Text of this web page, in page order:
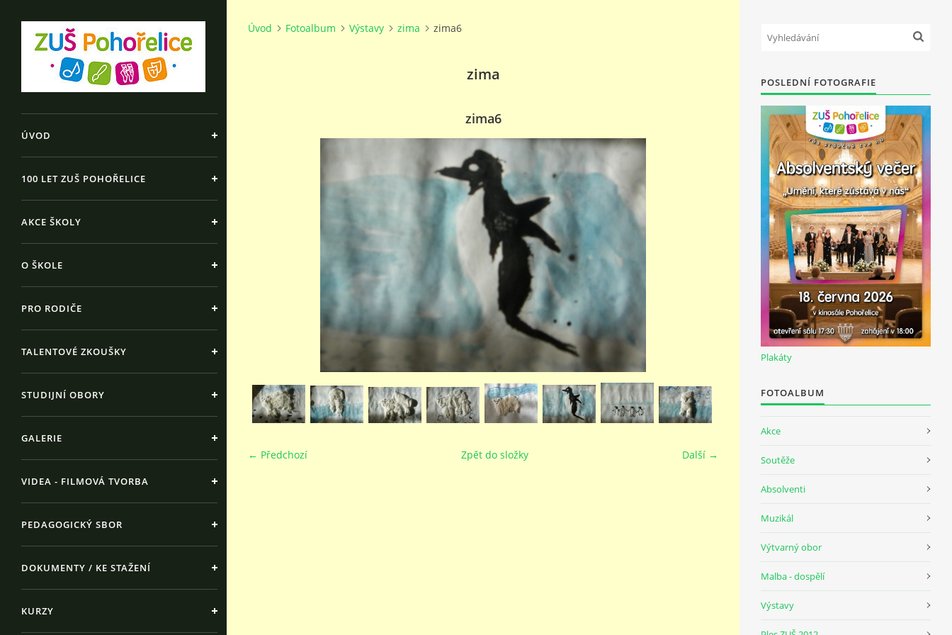
ÚVOD
100 LET ZUŠ POHOŘELICE
AKCE ŠKOLY
O ŠKOLE
PRO RODIČE
TALENTOVÉ ZKOUŠKY
STUDIJNÍ OBORY
GALERIE
VIDEA - FILMOVÁ TVORBA
PEDAGOGICKÝ SBOR
DOKUMENTY / KE STAŽENÍ
KURZY
Úvod Fotoalbum Výstavy zima zima6
zima
zima6
← Předchozí Další →
Zpět do složky
POSLEDNÍ FOTOGRAFIE
Plakáty
FOTOALBUM
Akce
Soutěže
Absolventi
Muzikál
Výtvarný obor
Malba - dospělí
Výstavy